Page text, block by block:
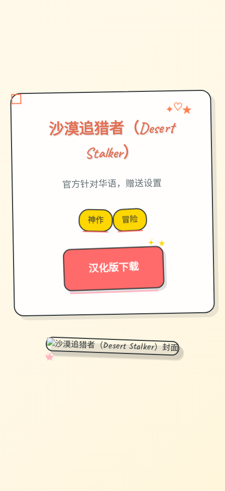
沙漠追猎者（Desert
Stalker）
✦♡★
官方针对华语，赠送设置
神作 冒险
汉化版下载
→
✦ ★
✧
♡
★
♥